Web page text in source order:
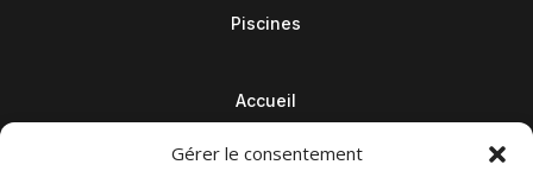
Gérer le consentement
Piscines
Accueil